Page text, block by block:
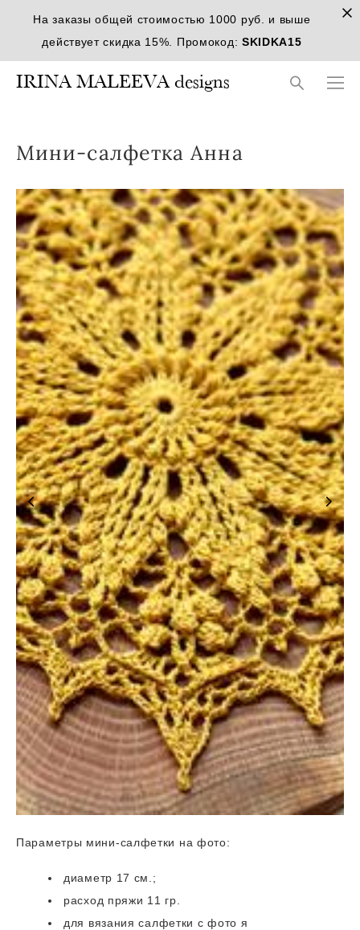
На заказы общей стоимостью 1000 руб. и выше
действует скидка 15%. Промокод: SKIDKA15
IRINA MALEEVA designs
Мини-салфетка Анна
Параметры мини-салфетки на фото:
диаметр 17 см.;
расход пряжи 11 гр.
для вязания салфетки с фото я